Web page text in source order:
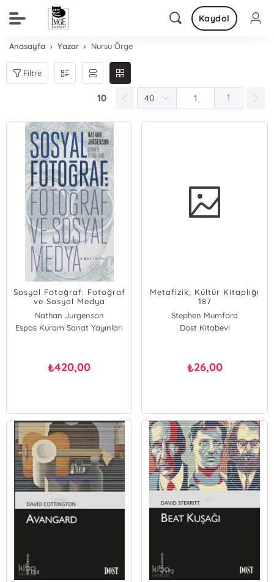
Kaydol
Anasayfa Yazar Nursu Örge
Filtre
10 1
Sosyal Fotoğraf: Fotoğraf
ve Sosyal Medya
Nathan Jurgenson
Espas Kuram Sanat Yayınları
₺420,00
Metafizik; Kültür Kitaplığı
187
Stephen Mumford
Dost Kitabevi
₺26,00